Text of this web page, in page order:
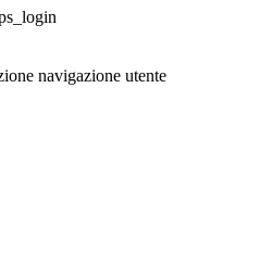
navigazione utente